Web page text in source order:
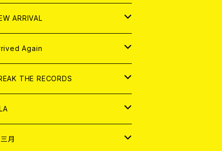
ZINE
ログ
レル
CONTENTS
ARRIVAL
ログ
Again
ログ
THE RECORDS
月